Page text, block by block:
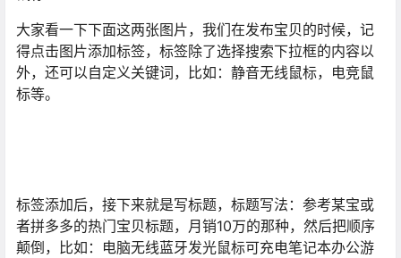
大家看一下下面这两张图片，我们在发布宝贝的时候，记
得点击图片添加标签，标签除了选择搜索下拉框的内容以
外，还可以自定义关键词，比如：静音无线鼠标，电竞鼠
标等。
标签添加后，接下来就是写标题，标题写法：参考某宝或
者拼多多的热门宝贝标题，月销10万的那种，然后把顺序
颠倒，比如：电脑无线蓝牙发光鼠标可充电笔记本办公游